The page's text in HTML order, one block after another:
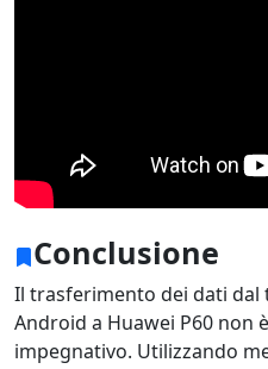
Conclusione
Il trasferimento dei dati dal
Android a Huawei P60 non
impegnativo. Utilizzando